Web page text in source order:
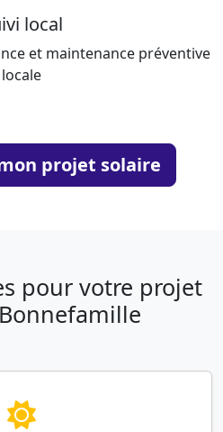
local
et maintenance préventive
locale
projet solaire
pour votre projet